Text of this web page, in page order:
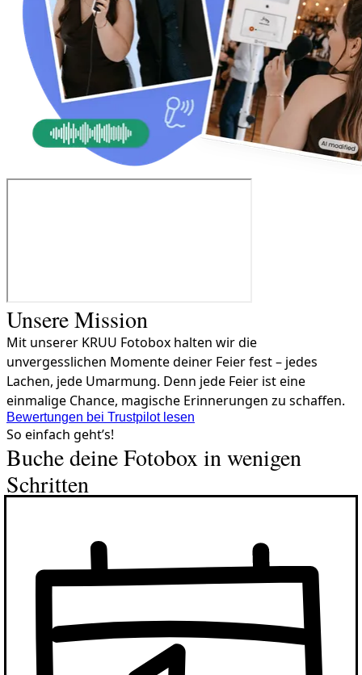
Unsere Mission
Mit unserer KRUU Fotobox halten wir die
unvergesslichen Momente deiner Feier fest – jedes
Lachen, jede Umarmung. Denn jede Feier ist eine
einmalige Chance, magische Erinnerungen zu schaffen.
Bewertungen bei Trustpilot lesen
So einfach geht’s!
Buche deine Fotobox in wenigen
Schritten